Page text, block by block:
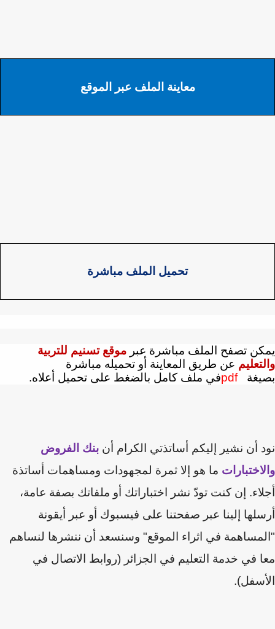
معاينة الملف عبر الموقع
تحميل الملف مباشرة
تصفح الملف مباشرة عبرموقع تسنيم للتربية
عن طريق المعاينة أو تحميله مباشرة
pdfفي ملف كامل بالضغط على تحميل أعلاه.
أن نشير إليكم أساتذتي الكرام أن بنك الفروض
ما هو إلا ثمرة لمجهودات ومساهمات أساتذة
إن كنت تودّ نشر اختباراتك أو ملفاتك بصفة عامة،
إلينا عبر صفحتنا على فيسبوك أو عبر أيقونة
في اثراء الموقع" وسنسعد أن ننشرها لنساهم
في خدمة التعليم في الجزائر (روابط الاتصال في